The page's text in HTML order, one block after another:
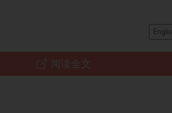
阅读全文